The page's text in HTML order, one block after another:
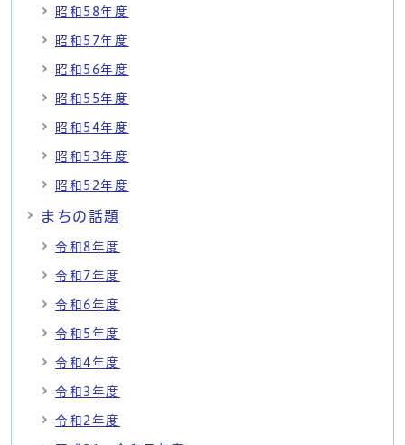
昭和58年度
昭和57年度
昭和56年度
昭和55年度
昭和54年度
昭和53年度
昭和52年度
まちの話題
令和8年度
令和7年度
令和6年度
令和5年度
令和4年度
令和3年度
令和2年度